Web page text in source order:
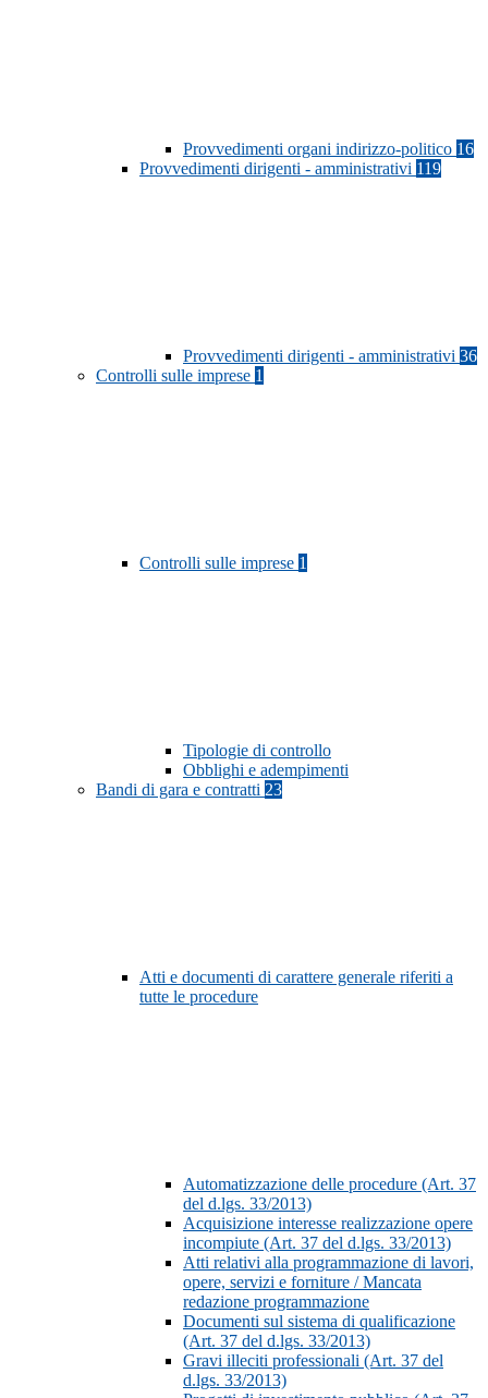
Provvedimenti organi indirizzo-politico 16
Provvedimenti dirigenti - amministrativi 119
Provvedimenti dirigenti - amministrativi 36
Controlli sulle imprese 1
Controlli sulle imprese 1
Tipologie di controllo
Obblighi e adempimenti
Bandi di gara e contratti 23
Atti e documenti di carattere generale riferiti a
tutte le procedure
Automatizzazione delle procedure (Art. 37
del d.lgs. 33/2013)
Acquisizione interesse realizzazione opere
incompiute (Art. 37 del d.lgs. 33/2013)
Atti relativi alla programmazione di lavori,
opere, servizi e forniture / Mancata
redazione programmazione
Documenti sul sistema di qualificazione
(Art. 37 del d.lgs. 33/2013)
Gravi illeciti professionali (Art. 37 del
d.lgs. 33/2013)